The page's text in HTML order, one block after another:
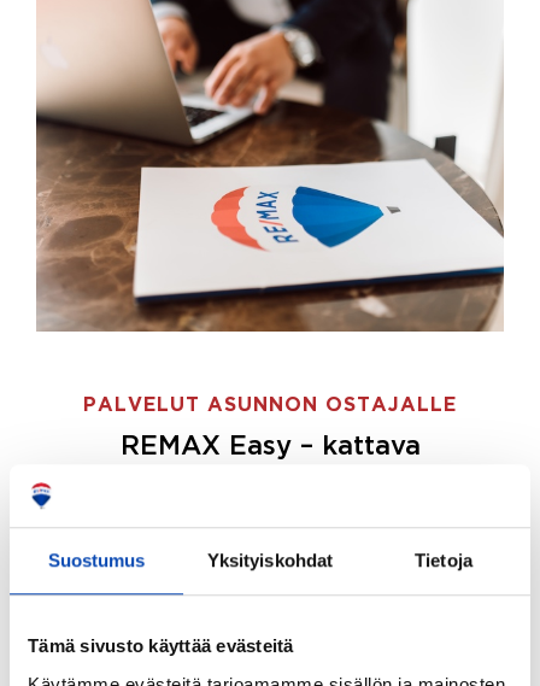
Suostumus Yksityiskohdat Tietoja
Tämä sivusto käyttää evästeitä
PALVELUT ASUNNON OSTAJALLE
REMAX Easy – kattava
ostajille.
Tee ostotoimeksianto ja etsimme juuri